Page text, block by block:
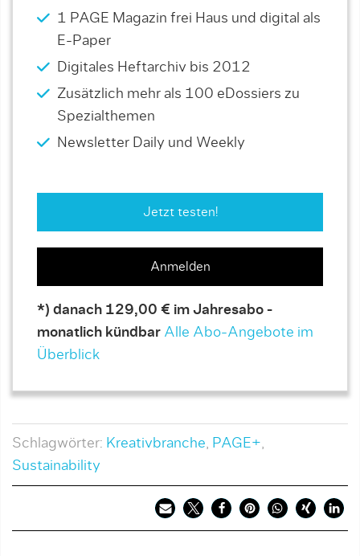
1 PAGE Magazin frei Haus und digital als
E-Paper
Digitales Heftarchiv bis 2012
Zusätzlich mehr als 100 eDossiers zu
Spezialthemen
Newsletter Daily und Weekly
Jetzt testen!
Anmelden
*) danach 129,00 € im Jahresabo -
monatlich kündbar Alle Abo-Angebote im
Überblick
Schlagwörter: Kreativbranche, PAGE+,
Sustainability